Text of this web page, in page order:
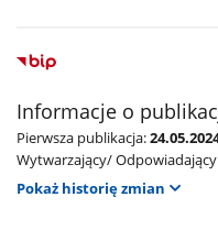
Informacje o
Pierwsza publikacja:
Wytwarzający/
Pokaż historię zmian